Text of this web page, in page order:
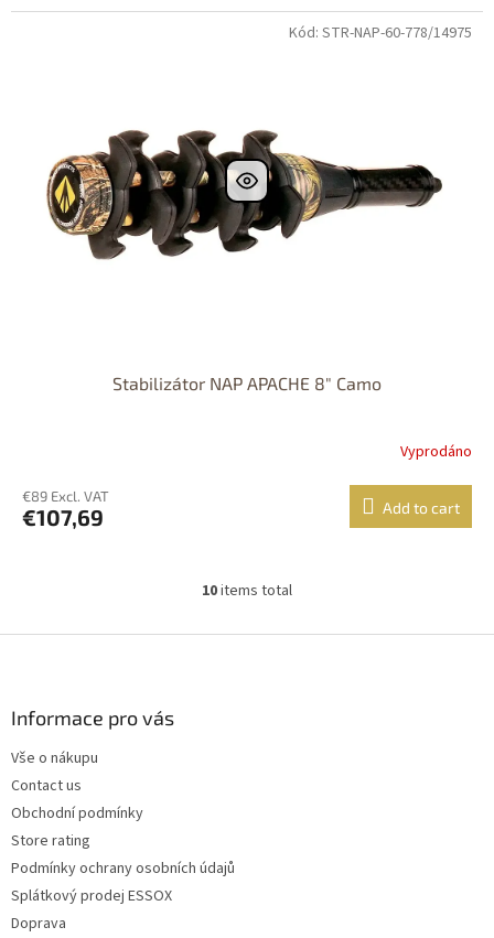
Stabilizátor NAP APACHE 8" Camo
Vyprodáno
€89 Excl. VAT
€107,69 Add to cart
Kód: STR-NAP-60-778/14975
L
s
10items total
Informace pro vás
Vše o nákupu
Contact us
Obchodní podmínky
Store rating
Podmínky ochrany osobních údajů
Splátkový prodej ESSOX
Doprava